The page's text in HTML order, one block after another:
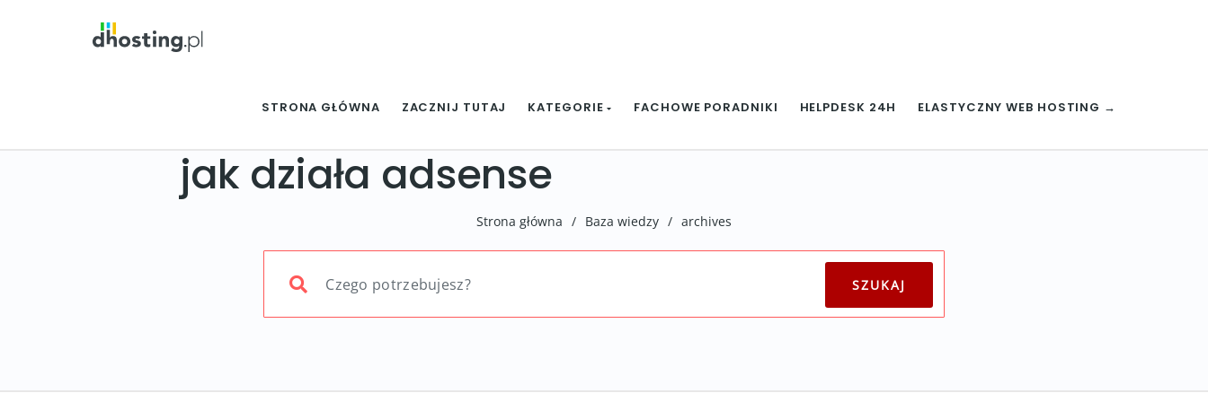
STRONA GŁÓWNA ZACZNIJ TUTAJ KATEGORIE FACHOWE PORADNIKI HELPDESK 24H ELASTYCZNY WEB HOSTING →
jak działa adsense
Strona główna / Baza wiedzy / archives